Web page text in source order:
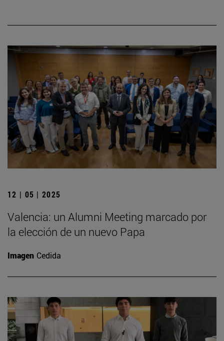
12 | 05 | 2025
Valencia: un Alumni Meeting marcado por
la elección de un nuevo Papa
Imagen Cedida